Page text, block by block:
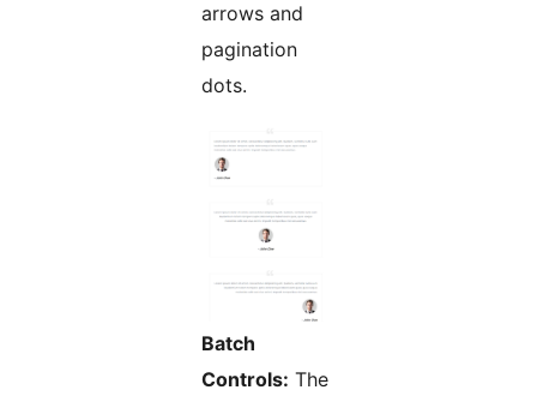
arrows and
pagination
dots.
Batch
Controls: The